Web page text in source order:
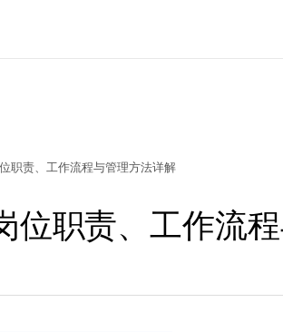
职责、工作流程与管理方法详解
位职责、工作流